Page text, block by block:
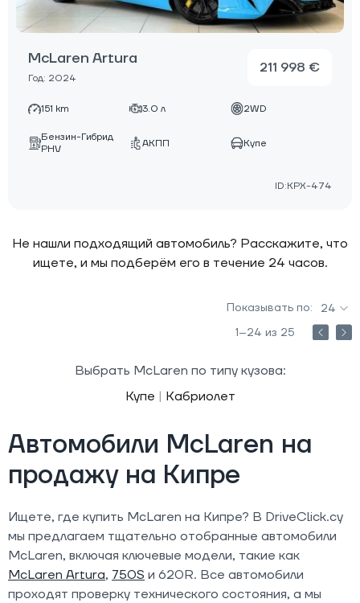
McLaren Artura
Год: 2024
211 998 €
151 km 3.0 л 2WD
Бензин-Гибрид
PHV
АКПП Купе
ID:KPX-474
Не нашли подходящий автомобиль? Расскажите, что
ищете, и мы подберём его в течение 24 часов.
Показывать по:
24
1–24 из 25
Выбрать McLaren по типу кузова:
Купе | Кабриолет
Автомобили McLaren на
продажу на Кипре
Ищете, где купить McLaren на Кипре? В DriveClick.cy
мы предлагаем тщательно отобранные автомобили
McLaren, включая ключевые модели, такие как
McLaren Artura, 750S и 620R. Все автомобили
проходят проверку технического состояния, а мы